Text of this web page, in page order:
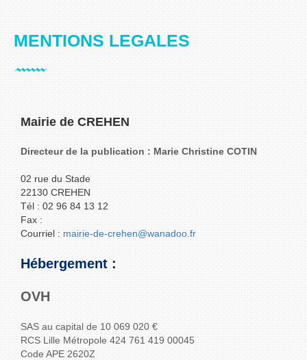
MENTIONS LEGALES
Mairie de CREHEN
Directeur de la publication : Marie Christine COTIN
02 rue du Stade
22130 CREHEN
Tél : 02 96 84 13 12
Fax :
Courriel : mairie-de-crehen@wanadoo.fr
Hébergement :
OVH
SAS au capital de 10 069 020 €
RCS Lille Métropole 424 761 419 00045
Code APE 2620Z